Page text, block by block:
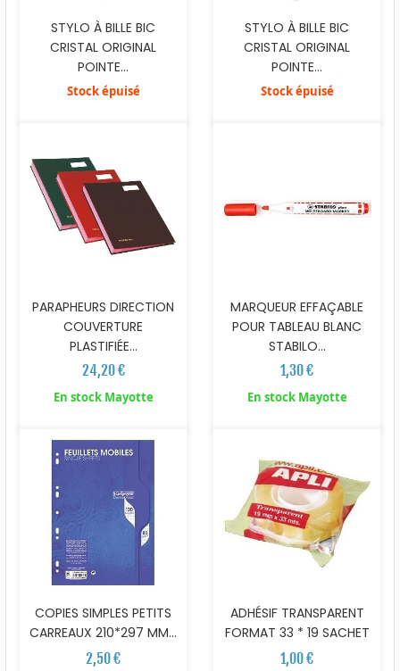
STYLO À BILLE BIC
CRISTAL ORIGINAL
POINTE...
Stock épuisé
STYLO À BILLE BIC
CRISTAL ORIGINAL
POINTE...
Stock épuisé
PARAPHEURS DIRECTION
COUVERTURE
PLASTIFIÉE...
24,20 €
En stock Mayotte
MARQUEUR EFFAÇABLE
POUR TABLEAU BLANC
STABILO...
1,30 €
En stock Mayotte
COPIES SIMPLES PETITS
CARREAUX 210*297 MM...
2,50 €
ADHÉSIF TRANSPARENT
FORMAT 33 * 19 SACHET
1,00 €